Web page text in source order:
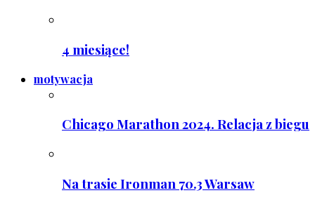
4 miesiące!
motywacja
Chicago Marathon 2024. Relacja z biegu
Na trasie Ironman 70.3 Warsaw